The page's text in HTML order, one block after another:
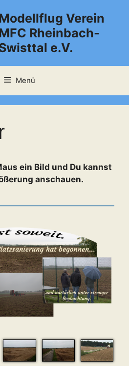
Verein
Rheinbach-
e.V.
Menü
ein Bild und Du kannst
anschauen.